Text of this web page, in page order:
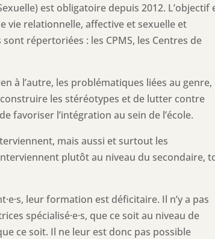
est obligatoire depuis 2012. L’objectif
vie relationnelle, affective et sexuelle et
répertoriées : les CPMS, les Centres de
à l’autre, les problématiques liées au genre,
les stéréotypes et de lutter contre
favoriser l’intégration au sein de l’école.
mais aussi et surtout les
plutôt au niveau du secondaire,
leur formation est déficitaire. Il n’y a pas
spécialisé·e·s, que ce soit au niveau de
ce soit. Il ne leur est donc pas possible